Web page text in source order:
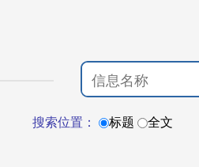
搜索位置： 标题 全文